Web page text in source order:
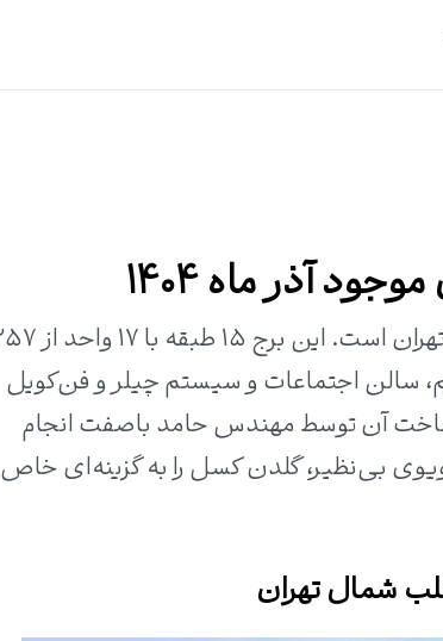
آذر ماه 1404
سالن اجتماعات و سیستم چیلر و فن‌کویل
آن توسط مهندس حامد باصفت انجام
بی‌نظیر، گلدن کسل را به گزینه‌ای خاص
شمال تهران